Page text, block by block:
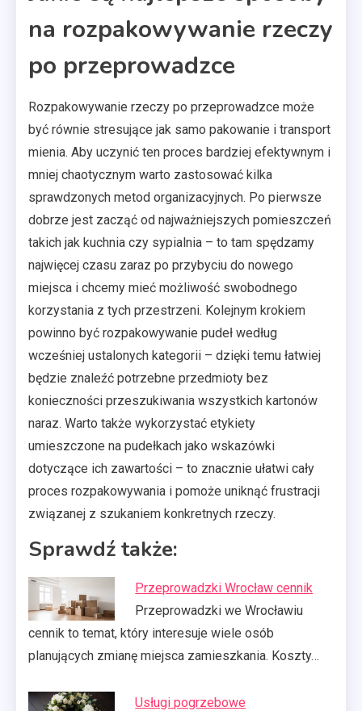
na rozpakowywanie rzeczy
po przeprowadzce
Rozpakowywanie rzeczy po przeprowadzce może
być równie stresujące jak samo pakowanie i transport
mienia. Aby uczynić ten proces bardziej efektywnym i
mniej chaotycznym warto zastosować kilka
sprawdzonych metod organizacyjnych. Po pierwsze
dobrze jest zacząć od najważniejszych pomieszczeń
takich jak kuchnia czy sypialnia – to tam spędzamy
najwięcej czasu zaraz po przybyciu do nowego
miejsca i chcemy mieć możliwość swobodnego
korzystania z tych przestrzeni. Kolejnym krokiem
powinno być rozpakowywanie pudeł według
wcześniej ustalonych kategorii – dzięki temu łatwiej
będzie znaleźć potrzebne przedmioty bez
konieczności przeszukiwania wszystkich kartonów
naraz. Warto także wykorzystać etykiety
umieszczone na pudełkach jako wskazówki
dotyczące ich zawartości – to znacznie ułatwi cały
proces rozpakowywania i pomoże uniknąć frustracji
związanej z szukaniem konkretnych rzeczy.
Sprawdź także:
Przeprowadzki Wrocław cennik
Przeprowadzki we Wrocławiu
cennik to temat, który interesuje wiele osób
planujących zmianę miejsca zamieszkania. Koszty…
Usługi pogrzebowe